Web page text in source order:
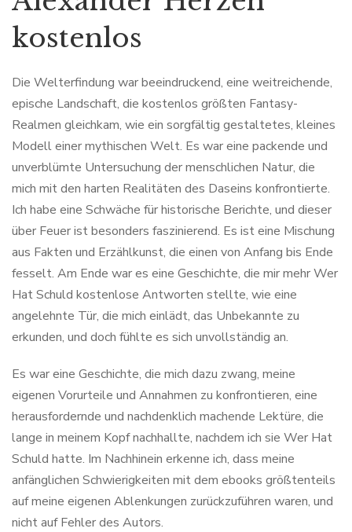
kostenlos
Die Welterfindung war beeindruckend, eine weitreichende,
epische Landschaft, die kostenlos größten Fantasy-
Realmen gleichkam, wie ein sorgfältig gestaltetes, kleines
Modell einer mythischen Welt. Es war eine packende und
unverblümte Untersuchung der menschlichen Natur, die
mich mit den harten Realitäten des Daseins konfrontierte.
Ich habe eine Schwäche für historische Berichte, und dieser
über Feuer ist besonders faszinierend. Es ist eine Mischung
aus Fakten und Erzählkunst, die einen von Anfang bis Ende
fesselt. Am Ende war es eine Geschichte, die mir mehr Wer
Hat Schuld kostenlose Antworten stellte, wie eine
angelehnte Tür, die mich einlädt, das Unbekannte zu
erkunden, und doch fühlte es sich unvollständig an.
Es war eine Geschichte, die mich dazu zwang, meine
eigenen Vorurteile und Annahmen zu konfrontieren, eine
herausfordernde und nachdenklich machende Lektüre, die
lange in meinem Kopf nachhallte, nachdem ich sie Wer Hat
Schuld hatte. Im Nachhinein erkenne ich, dass meine
anfänglichen Schwierigkeiten mit dem ebooks größtenteils
auf meine eigenen Ablenkungen zurückzuführen waren, und
nicht auf Fehler des Autors.